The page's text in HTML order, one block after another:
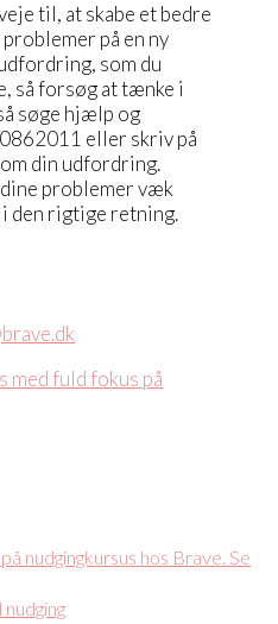
til, at skabe et bedre
på en ny
som du
så forsøg at tænke i
søge hjælp og
eller skriv på
din udfordring.
dine problemer væk
den rigtige retning.
med fuld fokus på